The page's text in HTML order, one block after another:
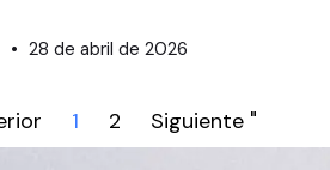
28 de abril de 2026
1 2 Siguiente "